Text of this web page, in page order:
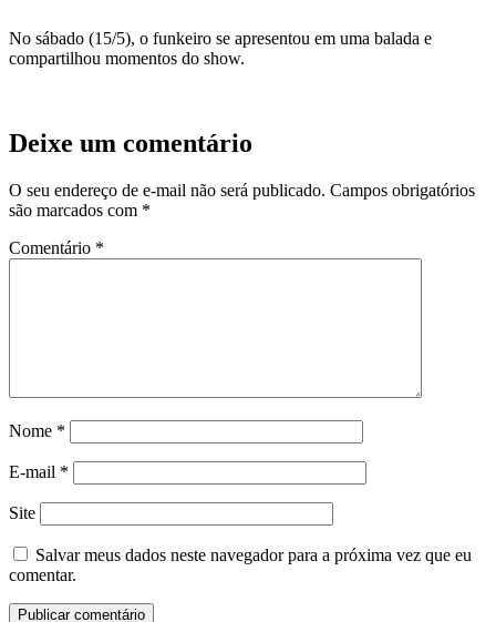
No sábado (15/5), o funkeiro se apresentou em uma balada e
compartilhou momentos do show.
Deixe um comentário
O seu endereço de e-mail não será publicado. Campos obrigatórios
são marcados com *
Comentário *
Nome *
E-mail *
Site
Salvar meus dados neste navegador para a próxima vez que eu
comentar.